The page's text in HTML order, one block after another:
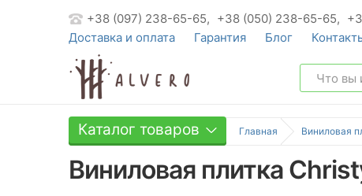
+38 (097) 238-65-65, +38 (050) 238-65-65,
Доставка и оплата
Гарантия Блог
Каталог товаров Главная Виниловая
Виниловая плитка